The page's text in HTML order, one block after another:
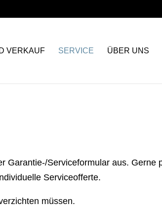
VERKAUF SERVICE ÜBER UNS
Garantie-/Serviceformular aus. Gerne
Serviceofferte.
müssen.